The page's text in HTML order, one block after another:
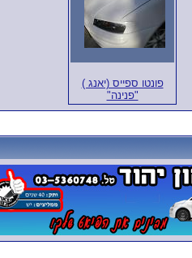
פונטו ספייס (יאנג )
"פנינה"